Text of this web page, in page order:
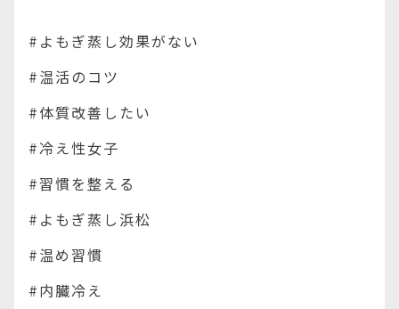
#よもぎ蒸し効果がない
#温活のコツ
#体質改善したい
#冷え性女子
#習慣を整える
#よもぎ蒸し浜松
#温め習慣
#内臓冷え